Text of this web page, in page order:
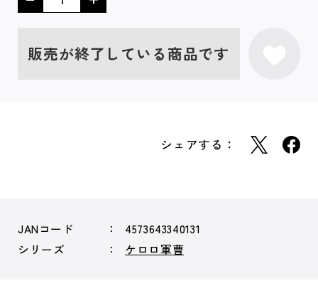
販売が終了している商品です
シェアする：
JANコード
4573643340131
シリーズ
ケロロ軍曹